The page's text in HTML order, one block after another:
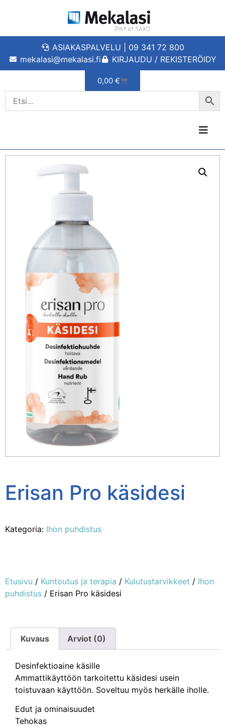
ASIAKASPALVELU | 09 341 72 800
mekalasi@mekalasi.fi
KIRJAUDU / REKISTERÖIDY
0,00 €
Erisan Pro käsidesi
Kategoria: Ihon puhdistus
Etusivu / Kuntoutus ja terapia / Kulutustarvikkeet / Ihon
puhdistus / Erisan Pro käsidesi
Kuvaus Arviot (0)
Desinfektioaine käsille
Ammattikäyttöön tarkoitettu käsidesi usein
toistuvaan käyttöön. Soveltuu myös herkälle iholle.
Edut ja ominaisuudet
Tehokas